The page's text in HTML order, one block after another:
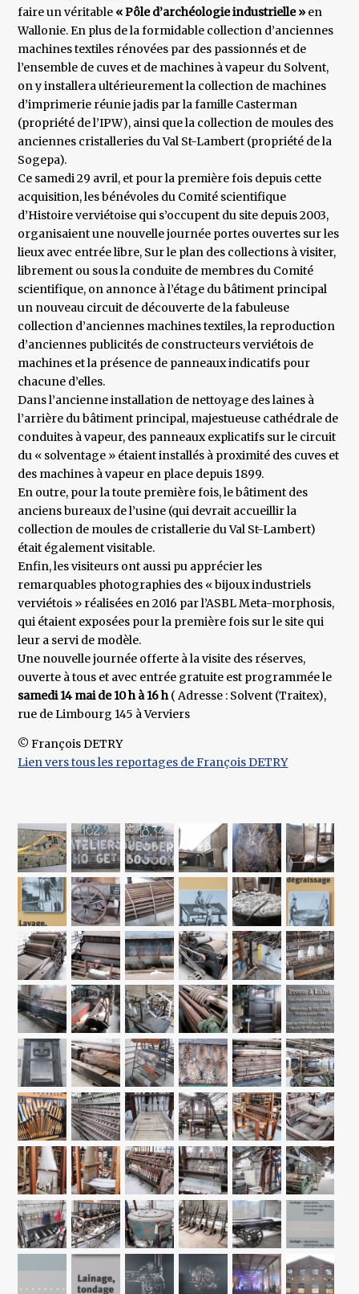
faire un véritable « Pôle d’archéologie industrielle » en
Wallonie. En plus de la formidable collection d’anciennes
machines textiles rénovées par des passionnés et de
l’ensemble de cuves et de machines à vapeur du Solvent,
on y installera ultérieurement la collection de machines
d’imprimerie réunie jadis par la famille Casterman
(propriété de l’IPW), ainsi que la collection de moules des
anciennes cristalleries du Val St-Lambert (propriété de la
Sogepa).
Ce samedi 29 avril, et pour la première fois depuis cette
acquisition, les bénévoles du Comité scientifique
d’Histoire verviétoise qui s’occupent du site depuis 2003,
organisaient une nouvelle journée portes ouvertes sur les
lieux avec entrée libre, Sur le plan des collections à visiter,
librement ou sous la conduite de membres du Comité
scientifique, on annonce à l’étage du bâtiment principal
un nouveau circuit de découverte de la fabuleuse
collection d’anciennes machines textiles, la reproduction
d’anciennes publicités de constructeurs verviétois de
machines et la présence de panneaux indicatifs pour
chacune d’elles.
Dans l’ancienne installation de nettoyage des laines à
l’arrière du bâtiment principal, majestueuse cathédrale de
conduites à vapeur, des panneaux explicatifs sur le circuit
du « solventage » étaient installés à proximité des cuves et
des machines à vapeur en place depuis 1899.
En outre, pour la toute première fois, le bâtiment des
anciens bureaux de l’usine (qui devrait accueillir la
collection de moules de cristallerie du Val St-Lambert)
était également visitable.
Enfin, les visiteurs ont aussi pu apprécier les
remarquables photographies des « bijoux industriels
verviétois » réalisées en 2016 par l’ASBL Meta-morphosis,
qui étaient exposées pour la première fois sur le site qui
leur a servi de modèle.
Une nouvelle journée offerte à la visite des réserves,
ouverte à tous et avec entrée gratuite est programmée le
samedi 14 mai de 10 h à 16 h( Adresse : Solvent (Traitex),
rue de Limbourg 145 à Verviers
© François DETRY
Lien vers tous les reportages de François DETRY